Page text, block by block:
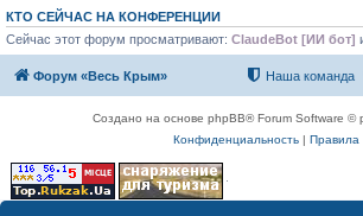
КТО СЕЙЧАС НА КОНФЕРЕНЦИИ
Сейчас этот форум просматривают: ClaudeBot [ИИ бот]
Форум «Весь Крым» Наша команда
Создано на основе phpBB® Forum Software ©
Конфиденциальность| Правила